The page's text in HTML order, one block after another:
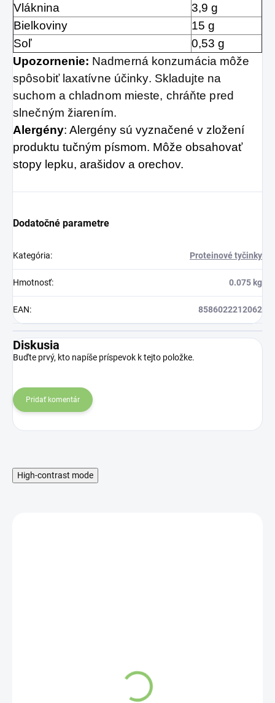
Vláknina
3,9 g
Bielkoviny
15 g
Soľ
0,53 g
Upozornenie: Nadmerná konzumácia môže
spôsobiť laxatívne účinky. Skladujte na
suchom a chladnom mieste, chráňte pred
slnečným žiarením.
Alergény: Alergény sú vyznačené v zložení
produktu tučným písmom. Môže obsahovať
stopy lepku, arašidov a orechov.
Dodatočné parametre
Kategória: Proteinové tyčinky
Hmotnosť: 0.075 kg
EAN: 8586022212062
Diskusia
Buďte prvý, kto napíše príspevok k tejto položke.
Pridať komentár
High-contrast mode